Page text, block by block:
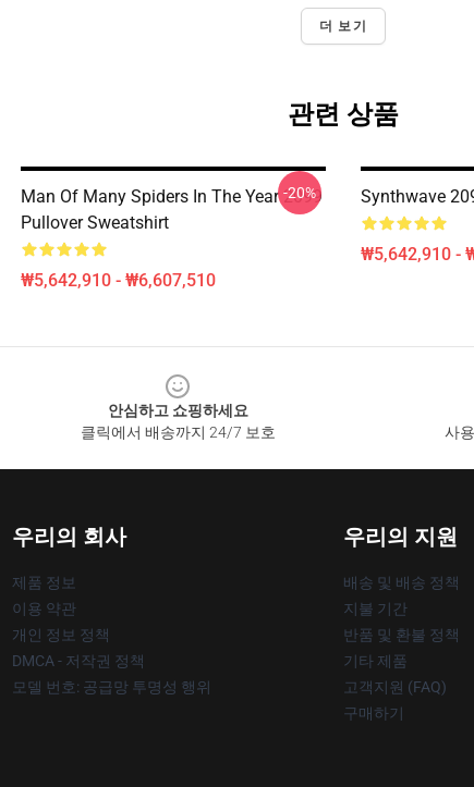
더 보기
관련 상품
Man Of Many Spiders In The Year 2099
Pullover Sweatshirt
₩5,642,910 - ₩6,607,510
-20% Synthwave
₩5,642,910 -
안심하고 쇼핑하세요
클릭에서 배송까지 24/7 보호
사
우리의 회사
제품 정보
이용 약관
개인 정보 정책
DMCA - 저작권 정책
모델 번호: 공급망 투명성 행위
우리의 지원
배송 및 배송 정책
지불 기간
반품 및 환불 정책
기타 제품
고객지원 (FAQ)
구매하기